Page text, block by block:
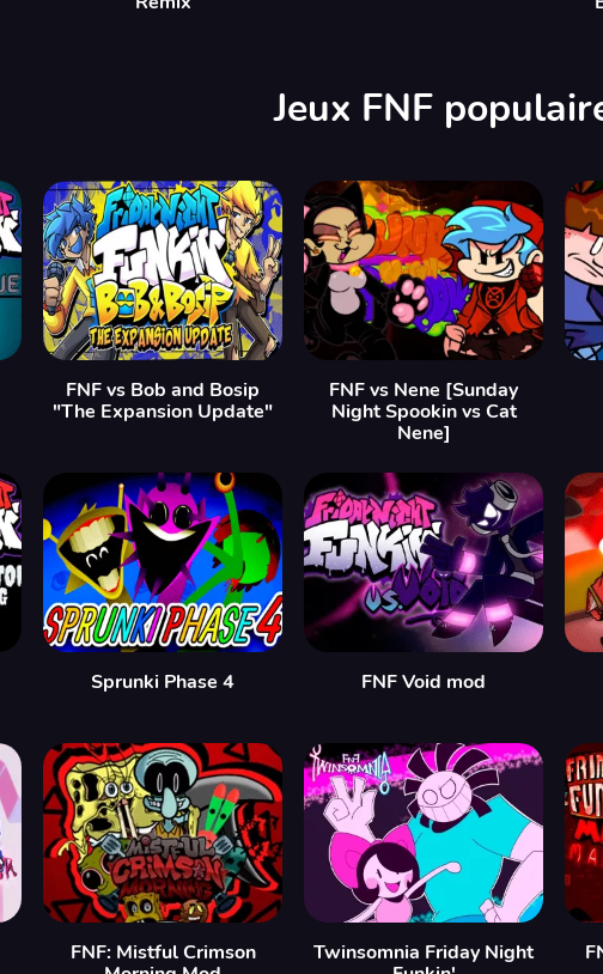
Jeux FNF
FNF vs Bob and Bosip
"The Expansion Update"
FNF vs Nene [Sunday
Night Spookin vs Cat
Nene]
Sprunki Phase 4 FNF Void mod
FNF: Mistful Crimson
Twinsomnia Friday Night